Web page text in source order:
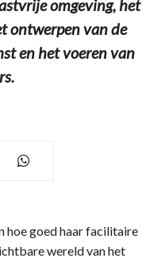
omgeving, het
ontwerpen van de
en het voeren van
hoe goed haar facilitaire
wereld van het